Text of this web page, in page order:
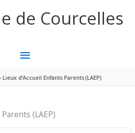
de Courcelles
MENU
PRINCIPAL
Lieux d’Accueil Enfants Parents (LAEP)
(LAEP)